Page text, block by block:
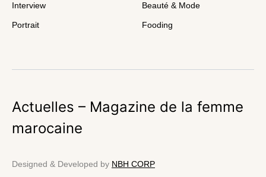
Interview
Portrait
Beauté & Mode
Fooding
Actuelles – Magazine de la femme
marocaine
Designed & Developed by NBH CORP